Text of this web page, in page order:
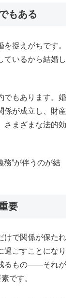
もある
捉えがちです。
ているから結婚し
でもあります。婚
係が成立し、財産
さまざまな法的効
務”が伴うのが結
要
けで関係が保たれ
過ごすことになり
るもの――それが
です。